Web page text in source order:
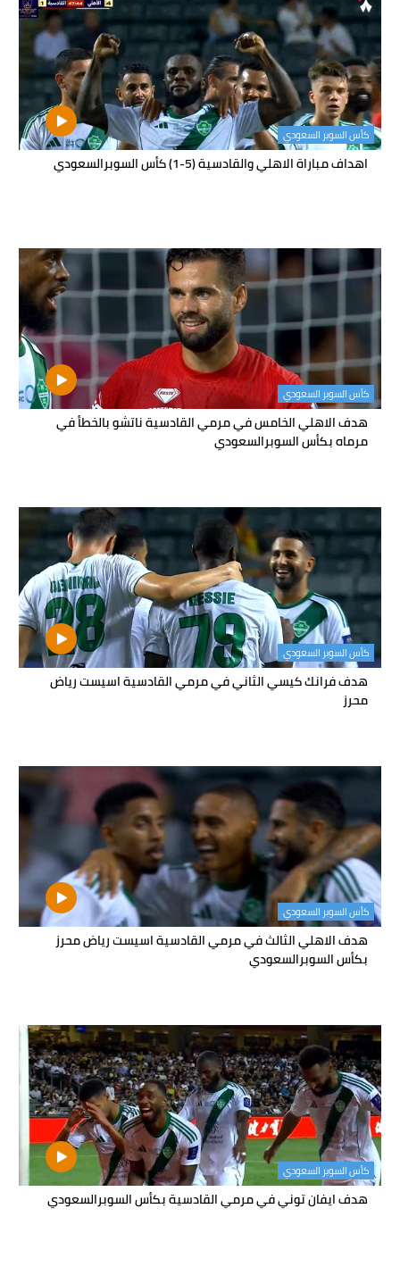
كأس السوبر السعودي
اهداف مباراة الاهلي والقادسية (5-1) كأس السوبرالسعودي
كأس السوبر السعودي
هدف الاهلي الخامس في مرمي القادسية ناتشو بالخطأ في
مرماه بكأس السوبرالسعودي
كأس السوبر السعودي
هدف فرانك كيسي الثاني في مرمي القادسية اسيست رياض
محرز
كأس السوبر السعودي
هدف الاهلي الثالث في مرمي القادسية اسيست رياض محرز
بكأس السوبرالسعودي
كأس السوبر السعودي
هدف ايفان توني في مرمي القادسية بكأس السوبرالسعودي